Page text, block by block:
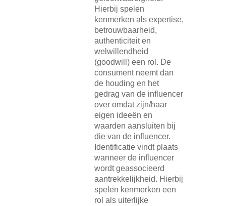
Hierbij spelen
kenmerken als expertise,
betrouwbaarheid,
authenticiteit en
welwillendheid
(goodwill) een rol. De
consument neemt dan
de houding en het
gedrag van de influencer
over omdat zijn/haar
eigen ideeën en
waarden aansluiten bij
die van de influencer.
Identificatie vindt plaats
wanneer de influencer
wordt geassocieerd
aantrekkelijkheid. Hierbij
spelen kenmerken een
rol als uiterlijke